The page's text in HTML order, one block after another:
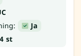
Ja
st